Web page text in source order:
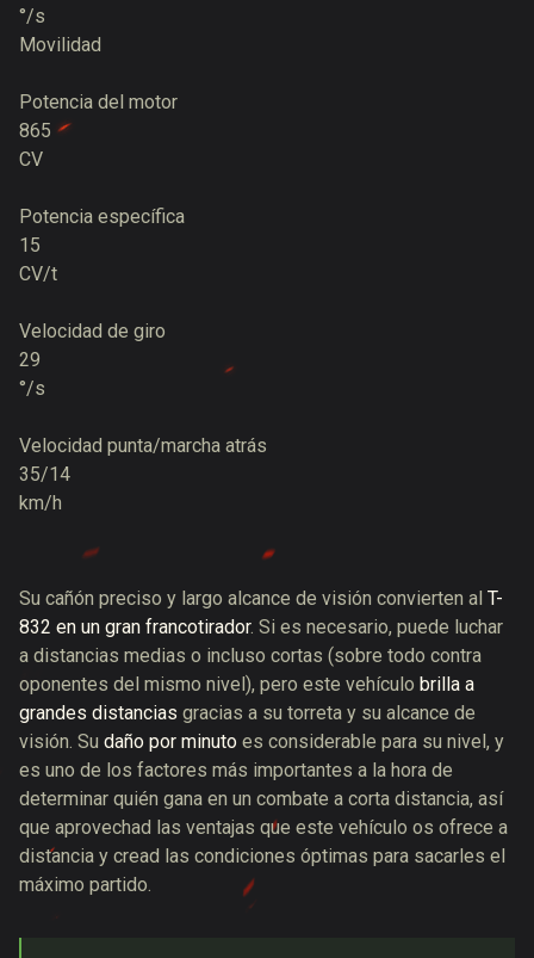
°/s
Movilidad
Potencia del motor
865
CV
Potencia específica
15
CV/t
Velocidad de giro
29
°/s
Velocidad punta/marcha atrás
35/14
km/h
Su cañón preciso y largo alcance de visión convierten al T-
832 en un gran francotirador. Si es necesario, puede luchar
a distancias medias o incluso cortas (sobre todo contra
oponentes del mismo nivel), pero este vehículo brilla a
grandes distancias gracias a su torreta y su alcance de
visión. Su daño por minuto es considerable para su nivel, y
es uno de los factores más importantes a la hora de
determinar quién gana en un combate a corta distancia, así
que aprovechad las ventajas que este vehículo os ofrece a
distancia y cread las condiciones óptimas para sacarles el
máximo partido.